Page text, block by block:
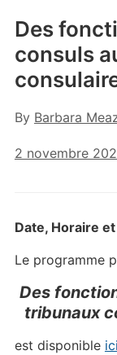
Des
consuls
By Barbara
2 novembre
Date, Horaire
Le programme
Des
tribunaux
est disponible ici